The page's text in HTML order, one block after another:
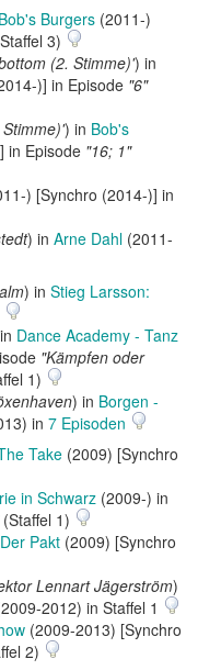
Bob's Burgers (2011-)
3)
(2. Stimme)') in
)] in Episode "6"
) in Bob's
in Episode "16; 1"
) [Synchro (2014-)] in
) in Arne Dahl (2011-
) in Stieg Larsson:
Dance Academy - Tanz
"Kämpfen oder
1)
) in Borgen -
in 7 Episoden
Take (2009) [Synchro
in Schwarz (2009-) in
(Staffel 1)
Der Pakt (2009) [Synchro
Lennart Jägerström)
2012) in Staffel 1
(2009-2013) [Synchro
2)